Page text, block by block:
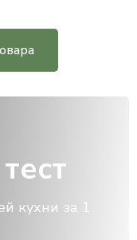
кухни за 1